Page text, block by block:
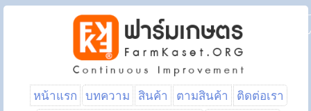
หน้าแรก บทความ สินค้า ตามสินค้า
ติดต่อเรา